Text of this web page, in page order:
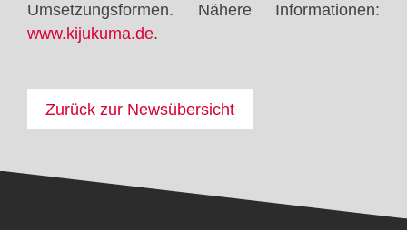
Umsetzungsformen. Nähere Informationen:
www.kijukuma.de.
Zurück zur Newsübersicht